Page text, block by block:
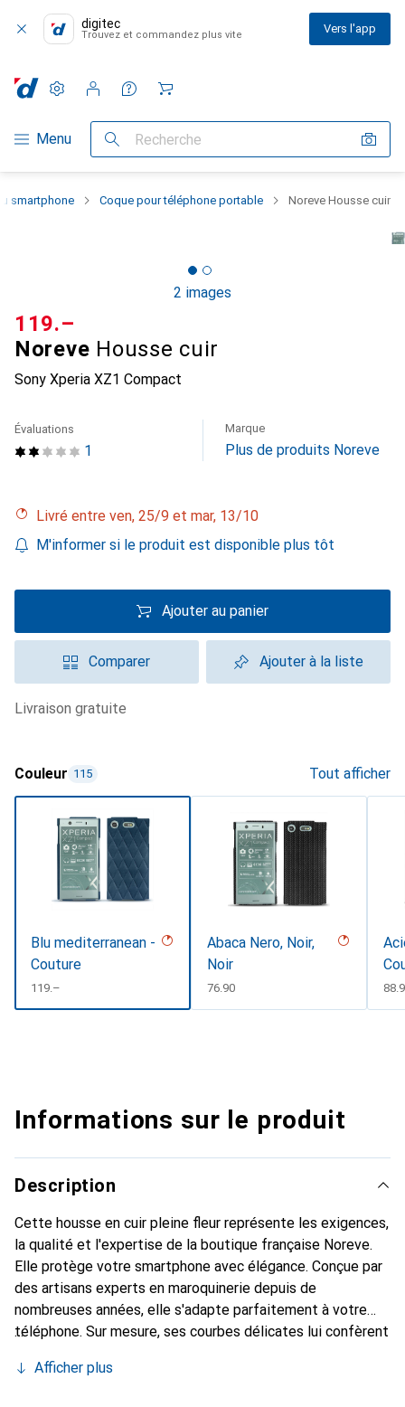
digitec
Trouvez et commandez plus vite Vers l'app
Navigation par catégorie
Menu Recherche
Paramètres
Compte client
Listes de comparaison
Listes d'envies
Panier
smartphone Coque pour téléphone portable Noreve Housse cuir
2 images
Noreve Housse cuir
Sony Xperia XZ1 Compact
CHF
119.–
1
Évaluations Marque
Plus de produits Noreve
Livré entre ven, 25/9 et mar, 13/10
M'informer si le produit est disponible plus tôt
Ajouter au panier
Comparer Ajouter à la liste
livraison gratuite
Couleur 115 Tout afficher
Blu mediterranean -
Couture
CHF
119.–
Abaca Nero, Noir,
Noir
CHF
76.90 CHF
Informations sur le produit
Description
Cette housse en cuir pleine fleur représente les exigences,
la qualité et l'expertise de la boutique française Noreve.
Elle protège votre smartphone avec élégance. Conçue par
des artisans experts en maroquinerie depuis de
nombreuses années, elle s'adapte parfaitement à votre
téléphone. Sur mesure, ses courbes délicates lui confèrent
et indispensable de votre smartphone. Reconnaître
Afficher plus